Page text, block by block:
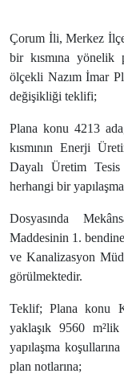
Çorum İli, Merkez
bir kısmına yönelik
ölçekli Nazım İmar
değişikliği teklifi;
Plana konu 4213
kısmının Enerji
Dayalı Üretim
herhangi bir
Dosyasında
Maddesinin 1.
ve Kanalizasyon
görülmektedir.
Teklif; Plana konu
yaklaşık 9560 m²lik
yapılaşma
plan notlarına;